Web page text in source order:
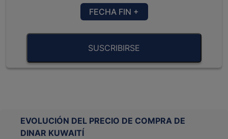
FECHA FIN +
SUSCRIBIRSE
EVOLUCIÓN DEL PRECIO DE COMPRA DE
DINAR KUWAITÍ